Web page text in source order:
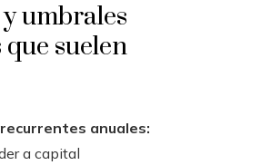
umbrales
suelen
anuales:
a capital